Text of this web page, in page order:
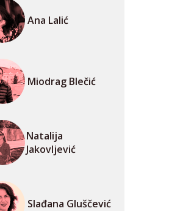
Ana Lalić
Miodrag Blečić
Natalija
Jakovljević
Slađana Gluščević